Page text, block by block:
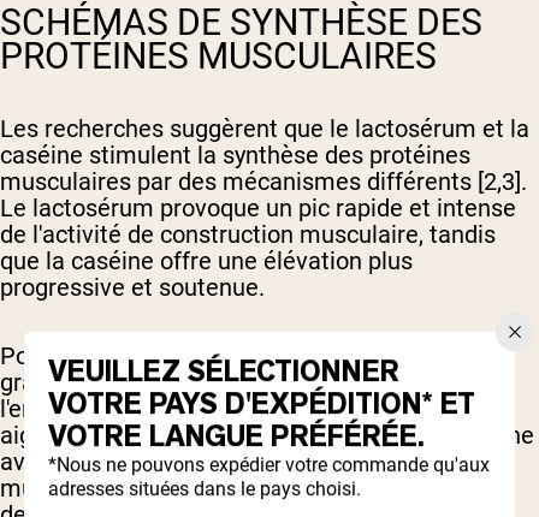
SCHÉMAS DE SYNTHÈSE DES
PROTÉINES MUSCULAIRES
Les recherches suggèrent que le lactosérum et la
caséine stimulent la synthèse des protéines
musculaires par des mécanismes différents [2,3].
Le lactosérum provoque un pic rapide et intense
de l'activité de construction musculaire, tandis
que la caséine offre une élévation plus
progressive et soutenue.
Pour un exemple pratique, consommer 25
grammes de lactosérum immédiatement après
l'entraînement maximise la réponse anabolique
aiguë, tandis que prendre 30 grammes de caséine
avant le coucher favorise la récupération
musculaire nocturne et prévient la dégradation
VEUILLEZ SÉLECTIONNER
VOTRE PAYS D'EXPÉDITION* ET
VOTRE LANGUE PRÉFÉRÉE.
*Nous ne pouvons expédier votre commande qu'aux
adresses situées dans le pays choisi.